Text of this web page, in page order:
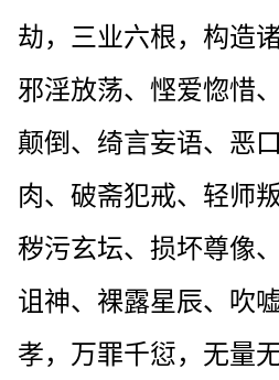
劫，三业六根，构造
邪淫放荡、悭爱惚惜
颠倒、绮言妄语、恶
肉、破斋犯戒、轻师
秽污玄坛、损坏尊像
诅神、裸露星辰、吹
孝，万罪千愆，无量